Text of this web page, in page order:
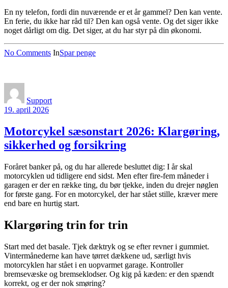
En ny telefon, fordi din nuværende er et år gammel? Den kan vente.
En ferie, du ikke har råd til? Den kan også vente. Og det siger ikke
noget dårligt om dig. Det siger, at du har styr på din økonomi.
No Comments InSpar penge
Support
19. april 2026
Motorcykel sæsonstart 2026: Klargøring,
sikkerhed og forsikring
Foråret banker på, og du har allerede besluttet dig: I år skal
motorcyklen ud tidligere end sidst. Men efter fire-fem måneder i
garagen er der en række ting, du bør tjekke, inden du drejer nøglen
for første gang. For en motorcykel, der har stået stille, kræver mere
end bare en hurtig start.
Klargøring trin for trin
Start med det basale. Tjek dæktryk og se efter revner i gummiet.
Vintermånederne kan have tørret dækkene ud, særligt hvis
motorcyklen har stået i en uopvarmet garage. Kontroller
bremsevæske og bremseklodser. Og kig på kæden: er den spændt
korrekt, og er der nok smøring?